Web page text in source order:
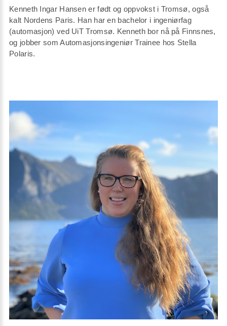
Kenneth Ingar Hansen er født og oppvokst i Tromsø, også
kalt Nordens Paris. Han har en bachelor i ingeniørfag
(automasjon) ved UiT Tromsø. Kenneth bor nå på Finnsnes,
og jobber som Automasjonsingeniør Trainee hos Stella
Polaris.